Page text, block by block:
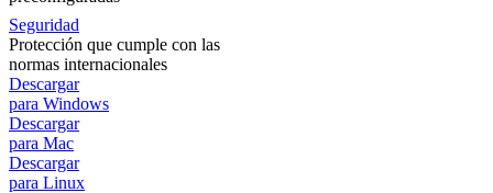
Seguridad
Protección que cumple con las
normas internacionales
Descargar
para Windows
Descargar
para Mac
Descargar
para Linux